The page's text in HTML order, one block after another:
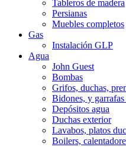
Tableros de madera
Persianas
Muebles completos
Gas
Instalación GLP
Agua
John Guest
Bombas
Grifos, duchas,
Bidones, y
Depósitos agua
Duchas exterior
Lavabos, platos
Boilers,